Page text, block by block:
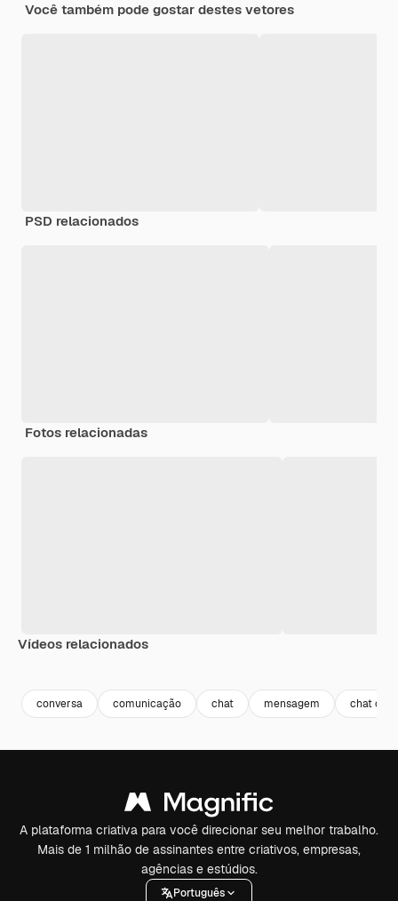
Você também pode gostar destes vetores
PSD relacionados
Fotos relacionadas
Vídeos relacionados
conversa comunicação chat mensagem chat
A plataforma criativa para você direcionar seu melhor trabalho.
Mais de 1 milhão de assinantes entre criativos, empresas,
agências e estúdios.
Português